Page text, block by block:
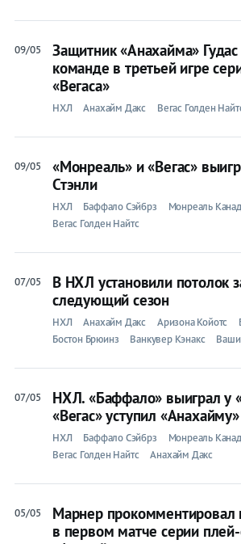
09/05
Защитник «Анахайма»
команде в третьей игре
«Вегаса»
НХЛ Анахайм Дакс Вегас Голден
09/05
«Монреаль» и «Вегас»
Стэнли
НХЛ Баффало Сэйбрз Монреаль
Вегас Голден Найтс
07/05
В НХЛ установили потолок
следующий сезон
НХЛ Анахайм Дакс Аризона Койотс
Бостон Брюинз
Ванкувер Кэнакс
07/05
НХЛ. «Баффало» выиграл у
«Вегас» уступил «Анахайму»
НХЛ Баффало Сэйбрз
Монреаль
Вегас Голден Найтс
Анахайм Дакс
05/05
Марнер прокомментировал
в первом матче серии